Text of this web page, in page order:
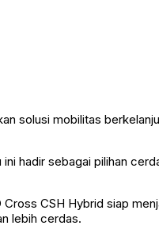
solusi mobilitas
hadir sebagai pilihan
CSH Hybrid siap
lebih cerdas.